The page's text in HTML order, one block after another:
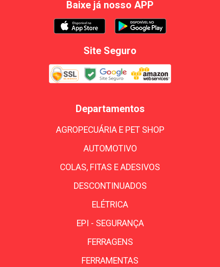
Baixe já nosso APP
Site Seguro
Departamentos
AGROPECUÁRIA E PET SHOP
AUTOMOTIVO
COLAS, FITAS E ADESIVOS
DESCONTINUADOS
ELÉTRICA
EPI - SEGURANÇA
FERRAGENS
FERRAMENTAS